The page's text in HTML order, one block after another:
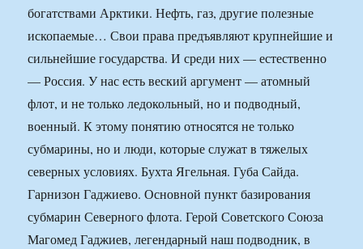
богатствами Арктики. Нефть, газ, другие полезные
ископаемые… Свои права предъявляют крупнейшие и
сильнейшие государства. И среди них — естественно
— Россия. У нас есть веский аргумент — атомный
флот, и не только ледокольный, но и подводный,
военный. К этому понятию относятся не только
субмарины, но и люди, которые служат в тяжелых
северных условиях. Бухта Ягельная. Губа Сайда.
Гарнизон Гаджиево. Основной пункт базирования
субмарин Северного флота. Герой Советского Союза
Магомед Гаджиев, легендарный наш подводник, в